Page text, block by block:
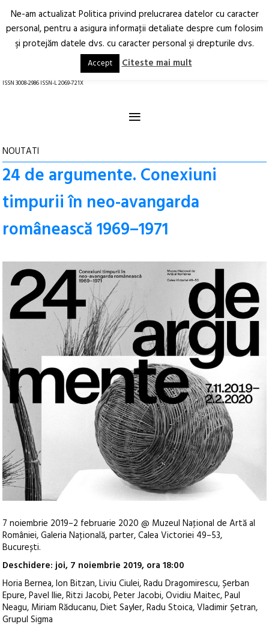
Arhitectură.
Oraș.
RO EN
ISSN 3008-2986 ISSN-L 2069-721X
≡
NOUTATI
24 de argumente. Conexiuni
timpurii în neo-avangarda
românească 1969–1971
7 noiembrie 2019–2 februarie 2020 @ Muzeul Naţional de Artă al
României, Galeria Naţională, parter, Calea Victoriei 49–53,
București.
Deschidere: joi, 7 noiembrie 2019, ora 18:00
Horia Bernea, Ion Bitzan, Liviu Ciulei, Radu Dragomirescu, Șerban
Epure, Pavel Ilie, Ritzi Jacobi, Peter Jacobi, Ovidiu Maitec, Paul
Neagu, Miriam Răducanu, Diet Sayler, Radu Stoica, Vladimir Șetran,
Grupul Sigma
Ne-am actualizat Politica privind prelucrarea datelor cu caracter
personal, pentru a asigura informaţii detaliate despre cum folosim
şi protejăm datele dvs. cu caracter personal şi drepturile dvs.
Accept Citeste mai mult